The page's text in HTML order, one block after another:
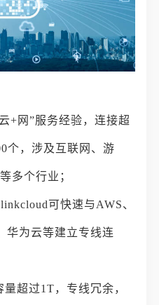
+网”服务经验，连接超
个，涉及互联网、游
多个行业；
可快速与AWS、
华为云等建立专线连
超过1T，专线冗余，